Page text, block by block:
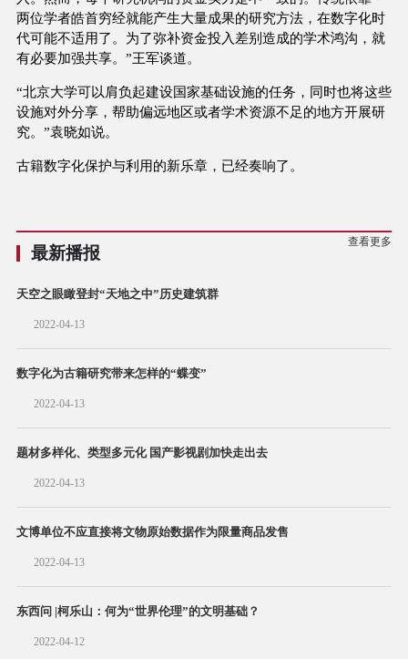
两位学者皓首穷经就能产生大量成果的研究方法，在数字化时
代可能不适用了。为了弥补资金投入差别造成的学术鸿沟，就
有必要加强共享。”王军谈道。
“北京大学可以肩负起建设国家基础设施的任务，同时也将这些
设施对外分享，帮助偏远地区或者学术资源不足的地方开展研
究。”袁晓如说。
古籍数字化保护与利用的新乐章，已经奏响了。
最新播报
查看更多
天空之眼瞰登封“天地之中”历史建筑群
2022-04-13
数字化为古籍研究带来怎样的“蝶变”
2022-04-13
题材多样化、类型多元化 国产影视剧加快走出去
2022-04-13
文博单位不应直接将文物原始数据作为限量商品发售
2022-04-13
东西问 |柯乐山：何为“世界伦理”的文明基础？
2022-04-12